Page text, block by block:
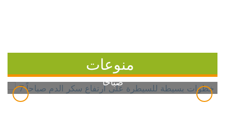
منوعات
7 خطوات بسيطة للسيطرة على ارتفاع سكر الدم
صباحاً